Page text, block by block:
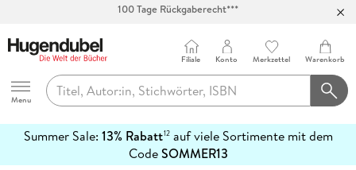
Abholung in über 100 Filialen
Hugendubel
Menu
Filiale Konto Merkzettel Warenkorb
Summer Sale: 13% Rabatt12auf viele Sortimente mit dem
CodeSOMMER13